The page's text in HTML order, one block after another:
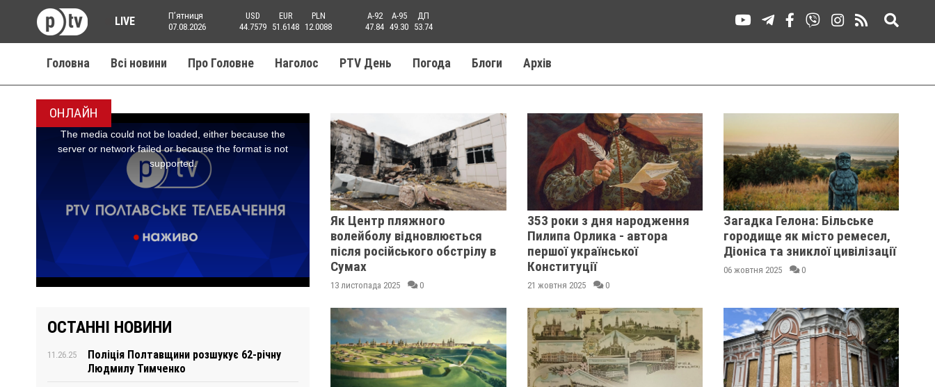
LIVE
Пʼятниця
07.08.2026
USD
44.7579
EUR
51.6148
PLN
12.0088
A-92
47.84
A-95
49.30
ДП
53.74
Головна Всі новини Про Головне Наголос PTV День Погода Блоги Aрхів
ОНЛАЙН
ОСТАННІ НОВИНИ
11.26.25
Поліція Полтавщини розшукує 62-річну
Людмилу Тимченко
Як Центр пляжного
волейболу відновлюється
після російського обстрілу в
Сумах
13 листопада 2025 0
353 роки з дня народження
Пилипа Орлика - автора
першої української
Конституції
21 жовтня 2025 0
Загадка Гелона: Більське
городище як місто ремесел,
Діоніса та зниклої цивілізації
06 жовтня 2025 0